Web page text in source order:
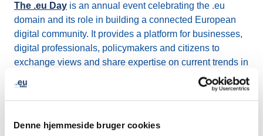
Denne hjemmeside bruger cookies
The .eu Day is an annual event celebrating the .eu
domain and its role in building a connected European
digital community. It provides a platform for businesses,
digital professionals, policymakers and citizens to
exchange views and share expertise on current trends in
internet governance and other timely digital topics. This
year, the event will focus on the theme of Digital
landscape.